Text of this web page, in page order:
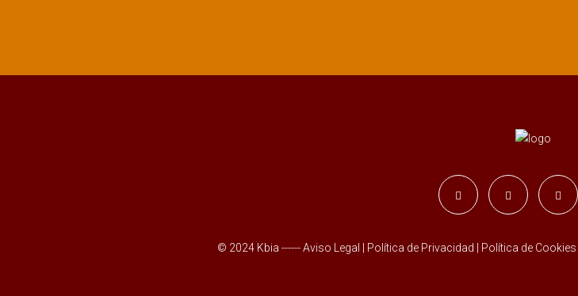
© 2024 Kbia ------Aviso Legal Política de Privacidad Política de Cookies